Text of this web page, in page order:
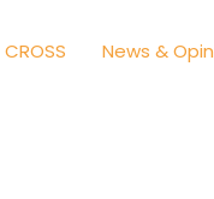
News &